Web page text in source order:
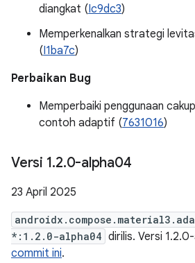
diangkat (Ic9dc3)
Memperkenalkan strategi
(I1ba7c)
Perbaikan Bug
Memperbaiki penggunaan
contoh adaptif (7631016)
Versi 1.2.0-alpha04
23 April 2025
*:1.2.0-alpha04 dirilis. Versi
commit ini.